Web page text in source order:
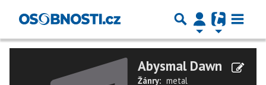
Abysmal Dawn
Žánry: metal